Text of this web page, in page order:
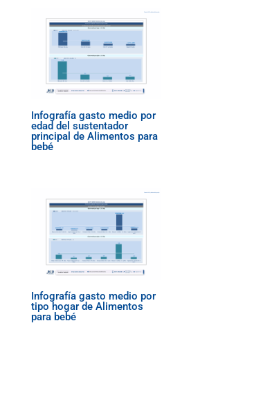
Infografía gasto medio por
edad del sustentador
principal de Alimentos para
bebé
Infografía gasto medio por
tipo hogar de Alimentos
para bebé